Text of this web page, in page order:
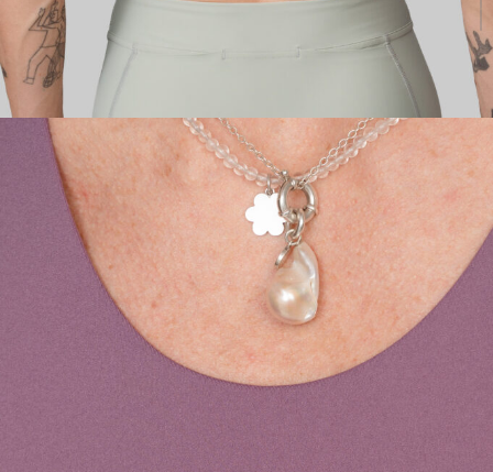
КАСТОМ
ПРОИЗВОДИМ ОДЕЖДУ ДЛЯ ВЕЛОСПОРТА, ТРИАТЛОНА И БЕГА.
ПОЛУЧИТЕ СВОЙ КАСТОМ